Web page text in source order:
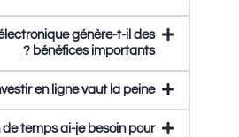
génère-t-il des
bénéfices importants ?
en ligne vaut la peine ?
de temps ai-je besoin pour